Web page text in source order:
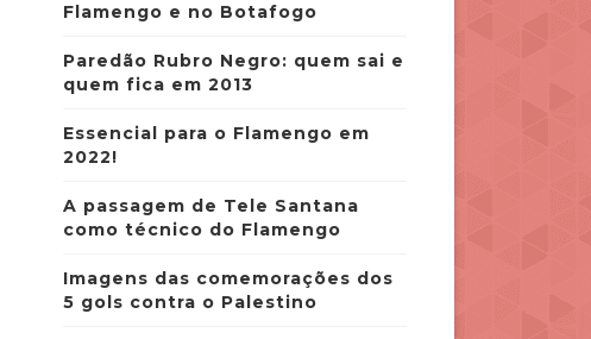
Flamengo e no Botafogo
Paredão Rubro Negro: quem sai e
quem fica em 2013
Essencial para o Flamengo em
2022!
A passagem de Tele Santana
como técnico do Flamengo
Imagens das comemorações dos
5 gols contra o Palestino